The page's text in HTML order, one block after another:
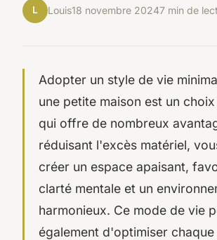
L Louis18 novembre 20247 min de
Adopter un style de vie
une petite maison est un
qui offre de nombreux
réduisant l'excès matériel,
créer un espace apaisant,
clarté mentale et un
harmonieux. Ce mode de vie
également d'optimiser